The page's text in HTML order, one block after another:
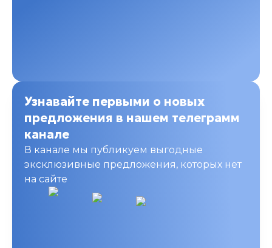
Узнавайте первыми о новых
предложения в нашем телеграмм
канале
В канале мы публикуем выгодные
эксклюзивные предложения, которых нет
на сайте